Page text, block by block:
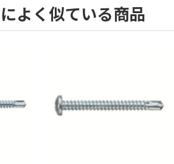
よく似ている商品